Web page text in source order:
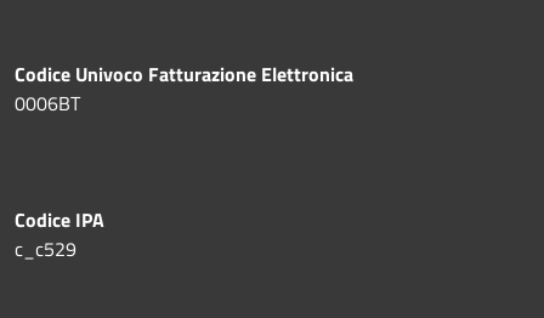
Codice Univoco Fatturazione Elettronica
0006BT
Codice IPA
c_c529